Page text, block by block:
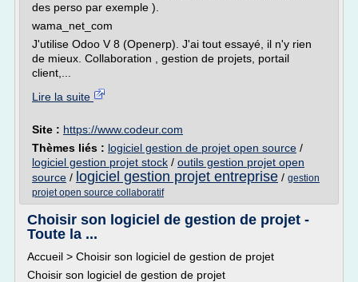
des perso par exemple ).
wama_net_com
J'utilise Odoo V 8 (Openerp). J'ai tout essayé, il n'y rien
de mieux. Collaboration , gestion de projets, portail
client,...
Lire la suite
Site : https://www.codeur.com
Thèmes liés : logiciel gestion de projet open source /
logiciel gestion projet stock / outils gestion projet open
source / logiciel gestion projet entreprise / gestion
projet open source collaboratif
Choisir son logiciel de gestion de projet -
Toute la ...
Accueil > Choisir son logiciel de gestion de projet
Choisir son logiciel de gestion de projet